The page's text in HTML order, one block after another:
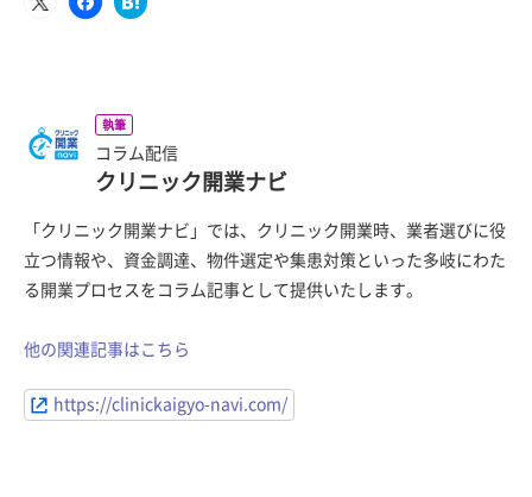
執筆
コラム配信
クリニック開業ナビ
「クリニック開業ナビ」では、クリニック開業時、業者選びに役
立つ情報や、資金調達、物件選定や集患対策といった多岐にわた
る開業プロセスをコラム記事として提供いたします。
他の関連記事はこちら
https://clinickaigyo-navi.com/